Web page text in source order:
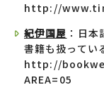
http://
紀伊国屋 ：日
書籍も扱ってい
http://
AREA=05